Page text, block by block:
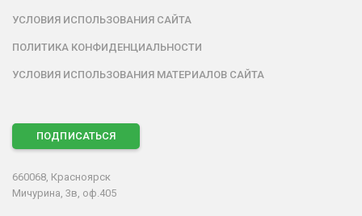
УСЛОВИЯ ИСПОЛЬЗОВАНИЯ САЙТА
ПОЛИТИКА КОНФИДЕНЦИАЛЬНОСТИ
УСЛОВИЯ ИСПОЛЬЗОВАНИЯ МАТЕРИАЛОВ САЙТА
ПОДПИСАТЬСЯ
660068, Красноярск
Мичурина, 3в, оф.405